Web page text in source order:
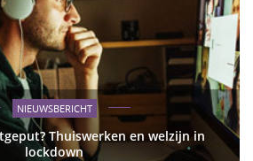
NIEUWSBERICHT
Thuiswerken en welzijn in
lockdown